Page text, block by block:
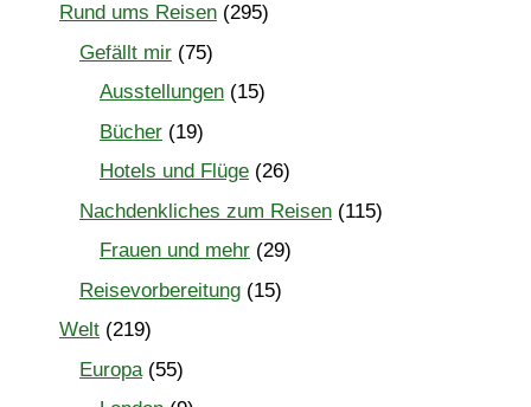
Rund ums Reisen (295)
Gefällt mir (75)
Ausstellungen (15)
Bücher (19)
Hotels und Flüge (26)
Nachdenkliches zum Reisen (115)
Frauen und mehr (29)
Reisevorbereitung (15)
Welt (219)
Europa(55)